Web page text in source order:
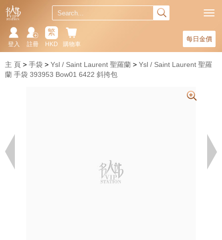
每日金價
購物車
繁
HKD
註冊
登入
主 頁 手袋 Ysl / Saint Laurent 聖羅蘭
Ysl / Saint Laurent 聖羅
蘭 手袋 393953 Bow01 6422 斜挎包